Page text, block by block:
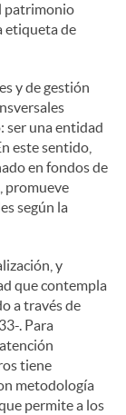
patrimonio
etiqueta de
y de gestión
ser una entidad
este sentido,
en fondos de
promueve
según la
y
que contempla
a través de
. Para
tiene
metodología
permite a los